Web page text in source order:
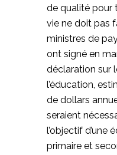
de qualité pour
vie ne doit pas
ministres de
ont signé en
déclaration sur
l’éducation,
de dollars
seraient
l’objectif d’une
primaire et